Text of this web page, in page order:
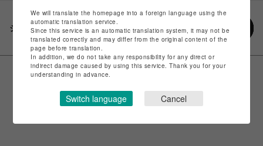
シェアする
We will translate the homepage into a foreign language using the
automatic translation service.
Since this service is an automatic translation system, it may not be
translated correctly and may differ from the original content of the
page before translation.
In addition, we do not take any responsibility for any direct or
indirect damage caused by using this service. Thank you for your
understanding in advance.
Switch language Cancel